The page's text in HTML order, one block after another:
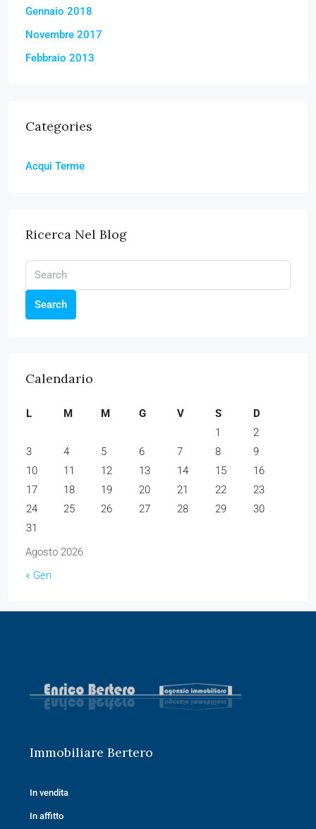
Gennaio 2018
Novembre 2017
Febbraio 2013
Categories
Acqui Terme
Ricerca Nel Blog
Search
Calendario
Agosto 2026
L M M G V S
D
1
2
3
4 5 6 7 8
9
10
11 12 13 14 15
16
17
18 19 20 21 22
23
24
25 26 27 28 29
30
31
« Gen
Immobiliare Bertero
In vendita
In affitto